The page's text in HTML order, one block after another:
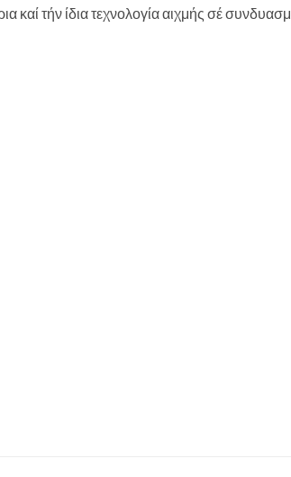
τήν ίδια τεχνολογία αιχμής σέ